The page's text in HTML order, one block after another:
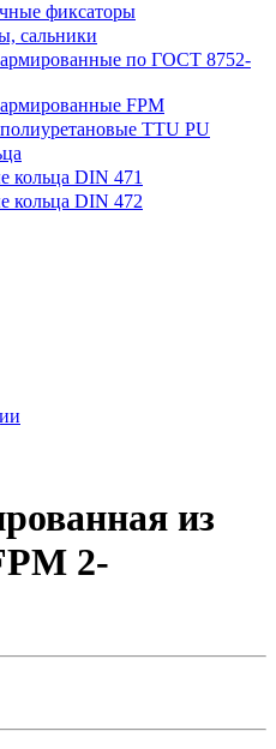
фиксаторы
сальники
по ГОСТ 8752-
FPM
TTU PU
кольца DIN 471
кольца DIN 472
из
2-